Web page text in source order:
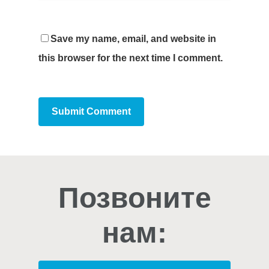
Save my name, email, and website in
this browser for the next time I comment.
Позвоните
нам: